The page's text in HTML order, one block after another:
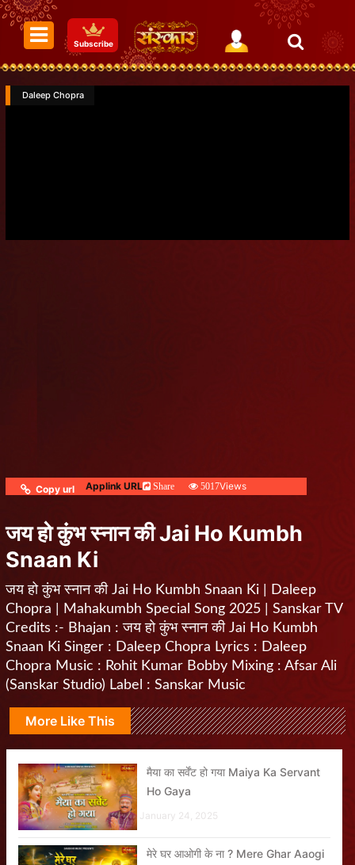
Subscribe
Daleep Chopra
Copy url Applink URL Share 5017Views
जय हो कुंभ स्नान की Jai Ho Kumbh
Snaan Ki
जय हो कुंभ स्नान की Jai Ho Kumbh Snaan Ki | Daleep
Chopra | Mahakumbh Special Song 2025 | Sanskar TV
Credits :- Bhajan : जय हो कुंभ स्नान की Jai Ho Kumbh
Snaan Ki Singer : Daleep Chopra Lyrics : Daleep
Chopra Music : Rohit Kumar Bobby Mixing : Afsar Ali
(Sanskar Studio) Label : Sanskar Music
More Like This
मैया का सर्वेंट हो गया Maiya Ka Servant
Ho Gaya
January 24, 2025
मेरे घर आओगी के ना ? Mere Ghar Aaogi